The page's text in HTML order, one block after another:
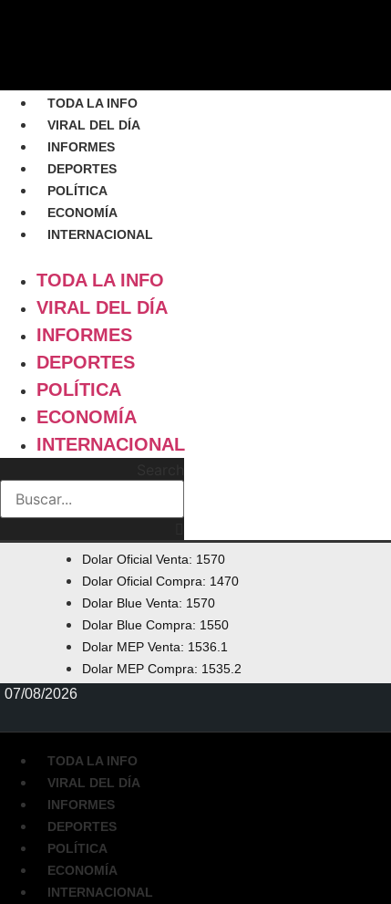
TODA LA INFO
VIRAL DEL DÍA
INFORMES
DEPORTES
POLÍTICA
ECONOMÍA
INTERNACIONAL
TODA LA INFO
VIRAL DEL DÍA
INFORMES
DEPORTES
POLÍTICA
ECONOMÍA
INTERNACIONAL
Dolar Oficial Venta: 1570
Dolar Oficial Compra: 1470
Dolar Blue Venta: 1570
Dolar Blue Compra: 1550
Dolar MEP Venta: 1536.1
Dolar MEP Compra: 1535.2
07/08/2026
TODA LA INFO
VIRAL DEL DÍA
INFORMES
DEPORTES
POLÍTICA
ECONOMÍA
INTERNACIONAL